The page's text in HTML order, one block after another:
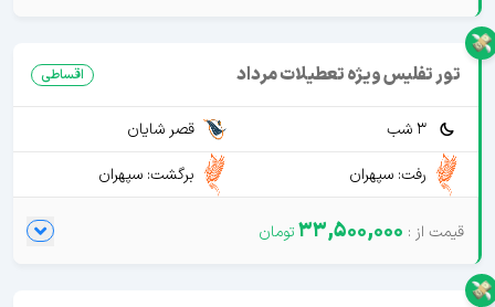
تور تفلیس ویژه تعطیلات مرداد اقساطی
3 شب
قصر شایان
رفت: سپهران
برگشت: سپهران
33,500,000